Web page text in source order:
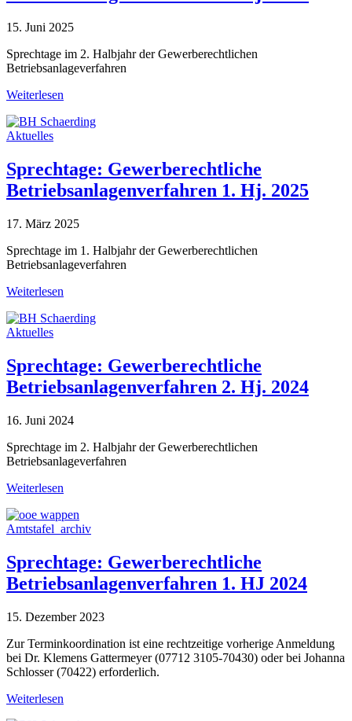
15. Juni 2025
Sprechtage im 2. Halbjahr der Gewerberechtlichen
Betriebsanlageverfahren
Weiterlesen
Aktuelles
Sprechtage: Gewerberechtliche
Betriebsanlagenverfahren 1. Hj. 2025
17. März 2025
Sprechtage im 1. Halbjahr der Gewerberechtlichen
Betriebsanlageverfahren
Weiterlesen
Aktuelles
Sprechtage: Gewerberechtliche
Betriebsanlagenverfahren 2. Hj. 2024
16. Juni 2024
Sprechtage im 2. Halbjahr der Gewerberechtlichen
Betriebsanlageverfahren
Weiterlesen
Amtstafel_archiv
Sprechtage: Gewerberechtliche
Betriebsanlagenverfahren 1. HJ 2024
15. Dezember 2023
Zur Terminkoordination ist eine rechtzeitige vorherige Anmeldung
bei Dr. Klemens Gattermeyer (07712 3105-70430) oder bei Johanna
Schlosser (70422) erforderlich.
Weiterlesen